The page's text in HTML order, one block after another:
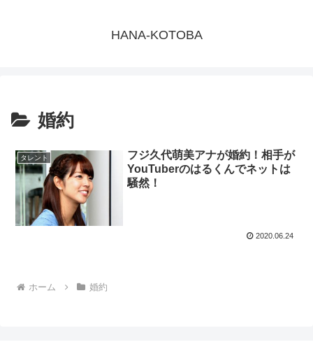
HANA-KOTOBA
婚約
タレント
フジ久代萌美アナが婚約！相手が
YouTuberのはるくんでネットは
騒然！
2020.06.24
ホーム 婚約